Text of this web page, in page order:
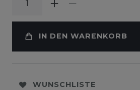
IN DEN WARENKORB
WUNSCHLISTE